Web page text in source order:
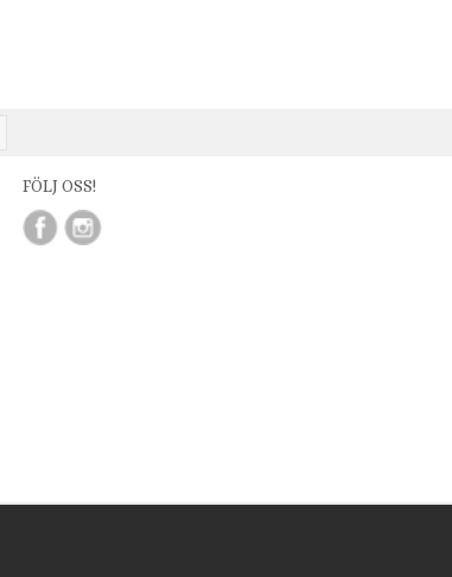
FÖLJ OSS!